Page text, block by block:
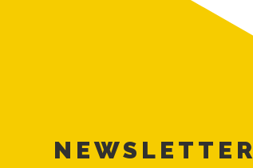
NEWSLETTER